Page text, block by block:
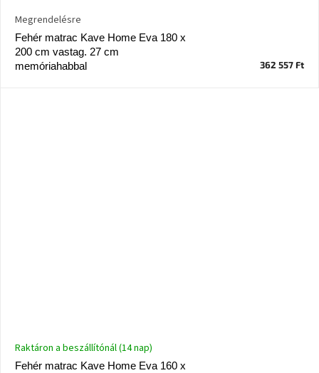
Fehér matrac Kave Home Eva 180 x
200 cm vastag. 27 cm
memóriahabbal
Megrendelésre
362 557 Ft
Fehér matrac Kave Home Eva 160 x
Raktáron a beszállítónál (14 nap)